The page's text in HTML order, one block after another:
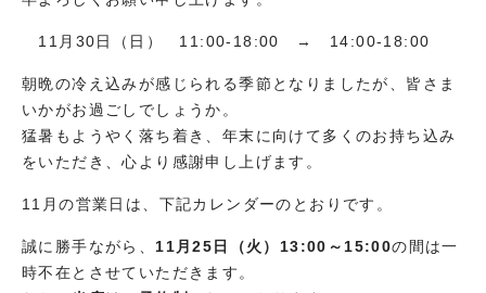
メールで宅配査定
利用規約
特定商取引法・古物営業法に基づく表示
11月30日（日） 11:00‐18:00 → 14:00‐18:00
朝晩の冷え込みが感じられる季節となりましたが、皆さま
いかがお過ごしでしょうか。
猛暑もようやく落ち着き、年末に向けて多くのお持ち込み
をいただき、心より感謝申し上げます。
11月の営業日は、下記カレンダーのとおりです。
誠に勝手ながら、 11月25日（火）13:00～15:00の間は一
時不在とさせていただきます。
[宅配専用ダイヤル]受付時間 11:00〜18:00